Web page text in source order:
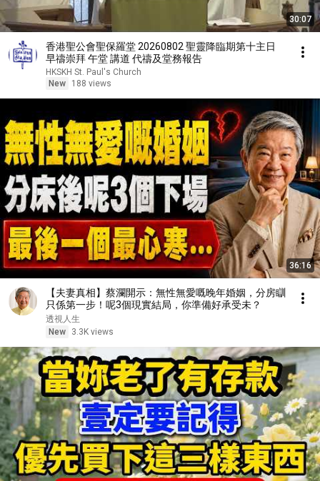
30:07
香港聖公會聖保羅堂 20260802 聖靈降臨期第十主日
早禱崇拜 午堂 講道 代禱及堂務報告
HKSKH St. Paul's Church
New
188 views
36:16
【夫妻真相】蔡瀾開示：無性無愛嘅晚年婚姻，分房瞓
只係第一步！呢3個現實結局，你準備好承受未？
透視人生
New
3.3K views